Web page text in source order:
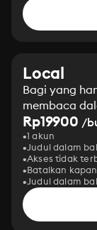
Local
Bagi yang
membaca
Rp19900 /
1 akun
Judul dalam
Akses tidak
Batalkan
Judul dalam